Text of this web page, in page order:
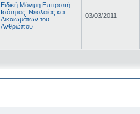
Ειδική Μόνιμη Επιτροπή
Ισότητας, Νεολαίας και
Δικαιωμάτων του
Ανθρώπου
03/03/2011